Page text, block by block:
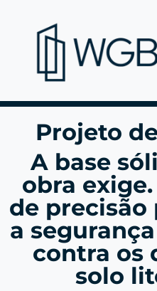
Projeto
A base
obra
de precisão
a
contra os
solo